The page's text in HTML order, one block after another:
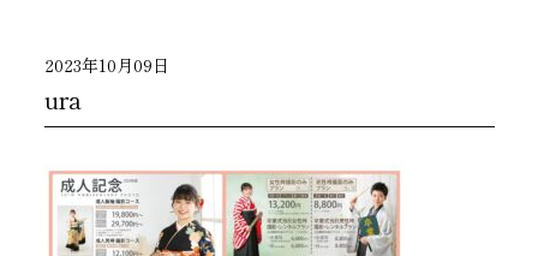
2023年10月09日
ura